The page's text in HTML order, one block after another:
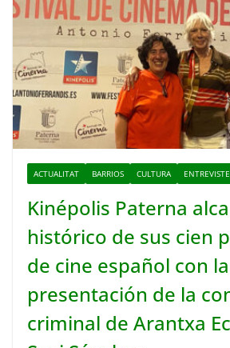
ACTUALITAT BARRIOS CULTURA
Kinépolis Paterna
histórico de sus cien
de cine español con la
presentación de la
criminal de Arantxa